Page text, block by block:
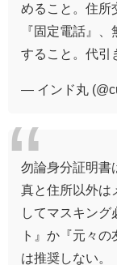
めること。住所
『固定電話』
すること。代引
— インド丸
勿論身分証明書
真と住所以外は
してマスキング
ト』か『元々
は推奨しない。